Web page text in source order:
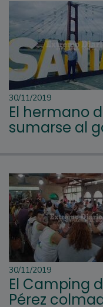
30/11/2019
El hermano
sumarse al
30/11/2019
El Camping
Pérez